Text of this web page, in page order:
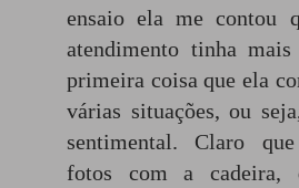
ensaio ela me contou
atendimento tinha
primeira coisa que ela
várias situações, ou
sentimental. Claro
fotos com a cadeira,